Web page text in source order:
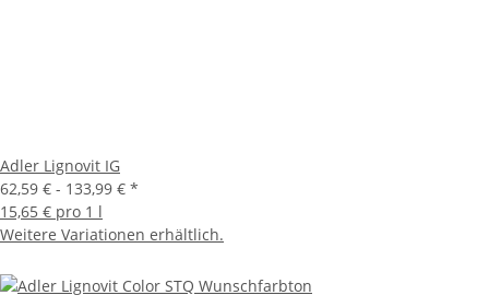
Adler Lignovit IG
62,59 € - 133,99 € *
15,65 € pro 1 l
Weitere Variationen erhältlich.